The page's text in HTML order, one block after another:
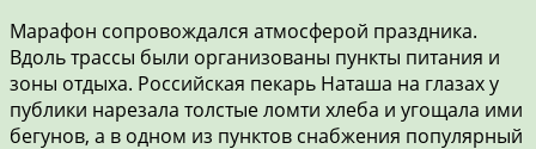
Марафон сопровождался атмосферой праздника.
Вдоль трассы были организованы пункты питания и
зоны отдыха. Российская пекарь Наташа на глазах у
публики нарезала толстые ломти хлеба и угощала ими
бегунов, а в одном из пунктов снабжения популярный